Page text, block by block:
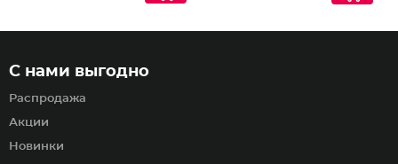
С нами выгодно
Распродажа
Акции
Новинки